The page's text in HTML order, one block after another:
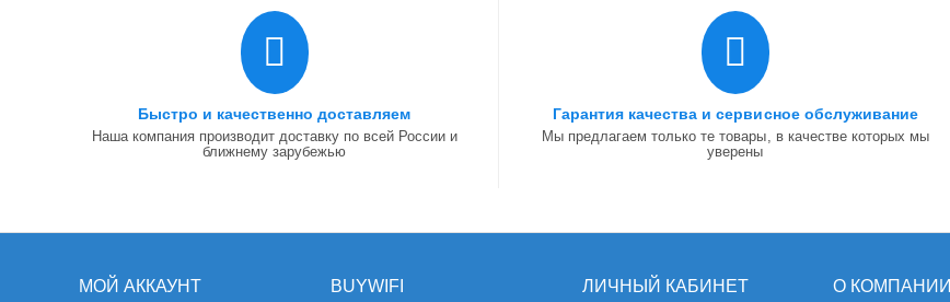
Быстро и качественно доставляем
Наша компания производит доставку по всей России и
ближнему зарубежью
Гарантия качества и сервисное обслуживание
Мы предлагаем только те товары, в качестве которых мы
уверены
МОЙ АККАУНТ BUYWIFI ЛИЧНЫЙ КАБИНЕТ О КОМПАНИИ